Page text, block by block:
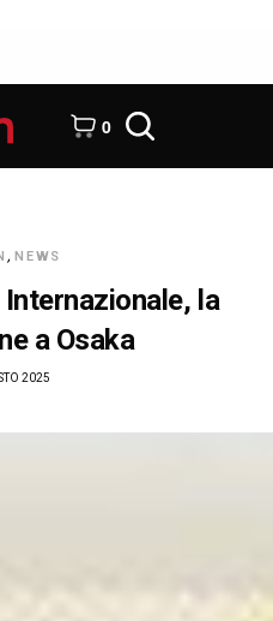
0
, NEWS
Internazionale, la
a Osaka
2025